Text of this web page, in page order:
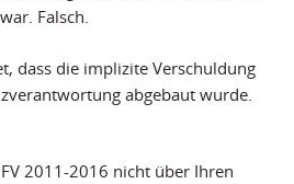
Falsch.
dass die implizite Verschuldung
abgebaut wurde.
2011-2016 nicht über Ihren